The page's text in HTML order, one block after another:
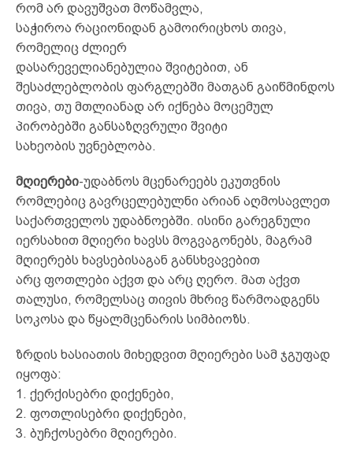
რომ არ დავუშვათ მოწამვლა,
საჭიროა რაციონიდან გამოირიცხოს თივა,
რომელიც ძლიერ
დასარეველიანებულია შვიტებით, ან
შესაძლებლობის ფარგლებში მათგან გაიწმინდოს
თივა, თუ მთლიანად არ იქნება მოცემულ
პირობებში განსაზღვრული შვიტი
სახეობის უვნებლობა.
მღიერები-უდაბნოს მცენარეებს ეკუთვნის
რომლებიც გავრცელებულნი არიან აღმოსავლეთ
საქართველოს უდაბნოებში. ისინი გარეგნული
იერსახით მღიერი ხავსს მოგვაგონებს, მაგრამ
მღიერებს ხავსებისაგან განსხვავებით
არც ფოთლები აქვთ და არც ღერო. მათ აქვთ
თალუსი, რომელსაც თივის მხრივ წარმოადგენს
სოკოსა და წყალმცენარის სიმბიოზს.
ზრდის ხასიათის მიხედვით მღიერები სამ ჯგუფად
იყოფა:
1. ქერქისებრი დიქენები,
2. ფოთლისებრი დიქენები,
3. ბუჩქოსებრი მღიერები.